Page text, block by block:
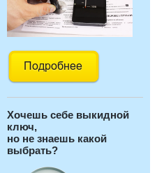
Хочешь себе выкидной
ключ,
но не знаешь какой
выбрать?